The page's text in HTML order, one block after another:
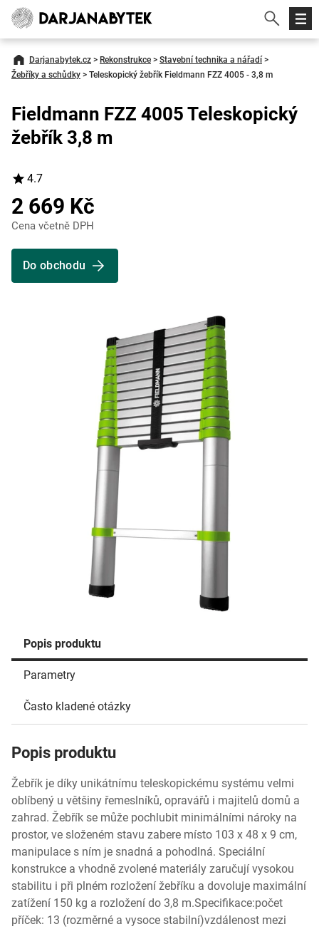
Darjanabytek.cz > Rekonstrukce > Stavební technika a nářadí >
Žebříky a schůdky > Teleskopický žebřík Fieldmann FZZ 4005 - 3,8 m
Popis produktu
Parametry
Často kladené otázky
Popis produktu
Žebřík je díky unikátnímu teleskopickému systému velmi
oblíbený u většiny řemeslníků, opravářů i majitelů domů a
zahrad. Žebřík se může pochlubit minimálními nároky na
prostor, ve složeném stavu zabere místo 103 x 48 x 9 cm,
manipulace s ním je snadná a pohodlná. Speciální
konstrukce a vhodně zvolené materiály zaručují vysokou
stabilitu i při plném rozložení žebříku a dovoluje maximální
zatížení 150 kg a rozložení do 3,8 m.Specifikace:počet
příček: 13 (rozměrné a vysoce stabilní)vzdálenost mezi
Fieldmann FZZ 4005 Teleskopický
žebřík 3,8 m
4.7
2 669 Kč
Cena včetně DPH
Do obchodu